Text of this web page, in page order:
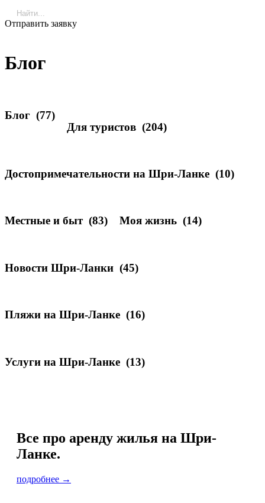
Отправить заявку
Блог
Блог (77)
Для туристов (204)
Достопримечательности на Шри-Ланке (10)
Местные и быт (83) Моя жизнь (14)
Новости Шри-Ланки (45)
Пляжи на Шри-Ланке (16)
Услуги на Шри-Ланке (13)
Все про аренду жилья на Шри-
Ланке.
подробнее →